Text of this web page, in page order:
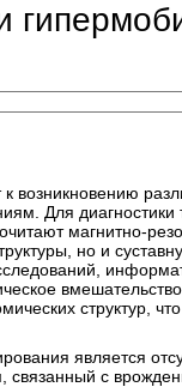
возникновению
Для
магнитно-
но и
структур,
является
с